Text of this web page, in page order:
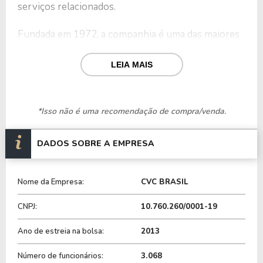
serviços relacionados.
Fundada em 1972, a companhia é uma das maiores
operações no Brasil e na Argentina.
: viagens nacionais e
internacionais, com opções personalizadas para
diversos destinos.
- Passagens Aéreas
: emissão de bilhetes para
voos domésticos e internacionais.
-Hospedagens: reservas em hotéis, pousadas e
resorts.
LEIA MAIS
*Isso não é uma recomendação de compra/venda.
DADOS SOBRE A EMPRESA
Nome da Empresa: CVC BRASIL
CNPJ: 10.760.260/0001-19
Ano de estreia na bolsa: 2013
Número de funcionários: 3.068